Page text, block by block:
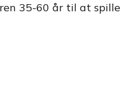
35-60 år til at spille